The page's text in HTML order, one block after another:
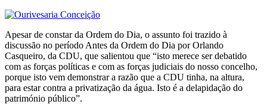
Apesar de constar da Ordem do Dia, o assunto foi trazido à
discussão no período Antes da Ordem do Dia por Orlando
Casqueiro, da CDU, que salientou que “isto merece ser debatido
com as forças políticas e com as forças judiciais do nosso concelho,
porque isto vem demonstrar a razão que a CDU tinha, na altura,
para estar contra a privatização da água. Isto é a delapidação do
património público”.